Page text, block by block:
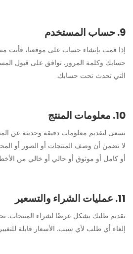
9. حساب المستخدم
إذا قمت بإنشاء حساب على موقعنا،
حسابك وكلمة المرور. توافق على قبول
التي تحدث تحت حسابك.
10. معلومات المنتج
نسعى لتقديم معلومات دقيقة وحديثة عن
لا نضمن أن وصف المنتجات أو الصور أو
أو كامل أو موثوق أو حالي أو خالي من
11. عمليات الشراء والتسعير
تقديم طلبك يشكل عرضًا لشراء المنتجات.
إلغاء أي طلب لأي سبب. الأسعار قابلة